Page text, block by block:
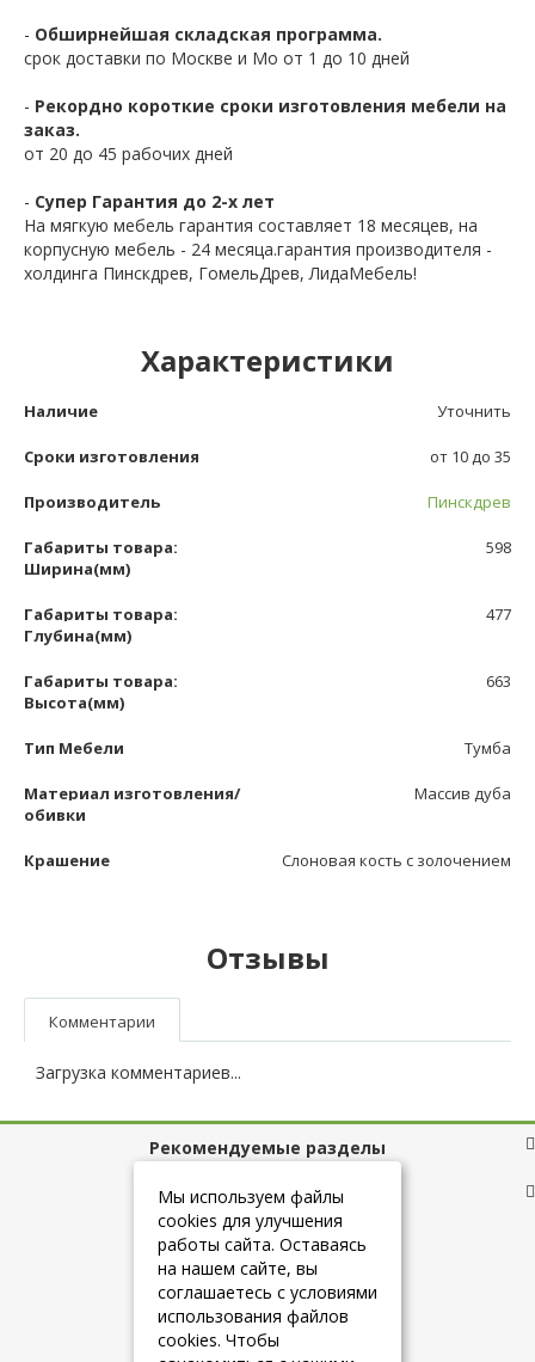
- Обширнейшая складская программа.
срок доставки по Москве и Мо от 1 до 10 дней
- Рекордно короткие сроки изготовления мебели на
заказ.
от 20 до 45 рабочих дней
- Супер Гарантия до 2-х лет
На мягкую мебель гарантия составляет 18 месяцев, на
корпусную мебель - 24 месяца.гарантия производителя -
холдинга Пинскдрев, ГомельДрев, ЛидаМебель!
Характеристики
Наличие Уточнить
Сроки изготовления от 10 до 35
Производитель Пинскдрев
Габариты товара:
Ширина(мм)
598
Габариты товара:
Глубина(мм)
477
Габариты товара:
Высота(мм)
663
Тип Мебели Тумба
Материал изготовления/
обивки
Массив дуба
Крашение Слоновая кость с золочением
Отзывы
Комментарии
Загрузка комментариев...
Рекомендуемые разделы
Полезные ссылки
+7 (925) 084-10-60
Мы используем файлы
cookies для улучшения
работы сайта. Оставаясь
на нашем сайте, вы
соглашаетесь с условиями
использования файлов
cookies. Чтобы